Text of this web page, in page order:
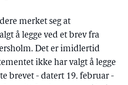
merket seg at
å legge ved et brev fra
Det er imidlertid
ikke har valgt å legge
brevet - datert 19. februar -